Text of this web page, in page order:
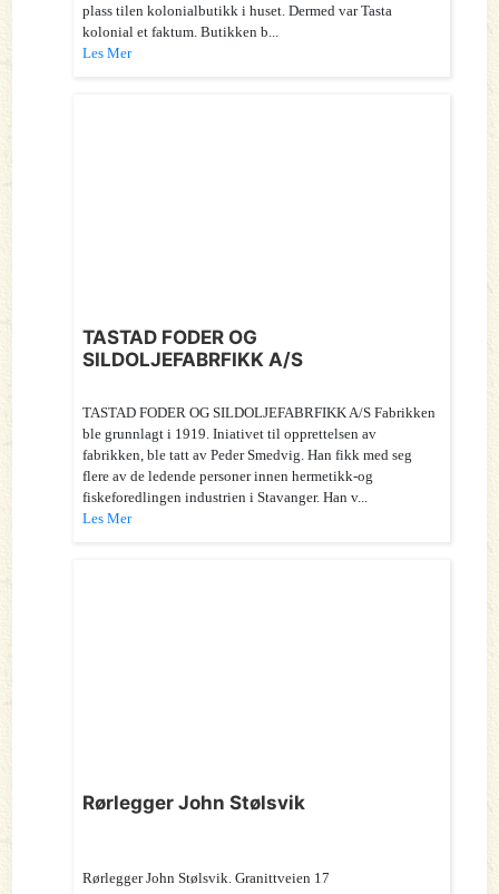
plass tilen kolonialbutikk i huset. Dermed var Tasta
kolonial et faktum. Butikken b...
Les Mer
TASTAD FODER OG
SILDOLJEFABRFIKK A/S
TASTAD FODER OG SILDOLJEFABRFIKK A/S Fabrikken
ble grunnlagt i 1919. Iniativet til opprettelsen av
fabrikken, ble tatt av Peder Smedvig. Han fikk med seg
flere av de ledende personer innen hermetikk-og
fiskeforedlingen industrien i Stavanger. Han v...
Les Mer
Rørlegger John Stølsvik
Rørlegger John Stølsvik. Granittveien 17